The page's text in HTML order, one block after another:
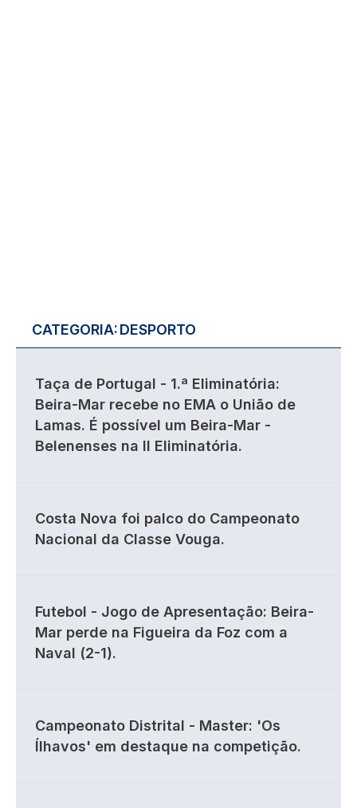
CATEGORIA:DESPORTO
Taça de Portugal - 1.ª Eliminatória:
Beira-Mar recebe no EMA o União de
Lamas. É possível um Beira-Mar -
Belenenses na II Eliminatória.
Costa Nova foi palco do Campeonato
Nacional da Classe Vouga.
Futebol - Jogo de Apresentação: Beira-
Mar perde na Figueira da Foz com a
Naval (2-1).
Campeonato Distrital - Master: 'Os
Ílhavos' em destaque na competição.